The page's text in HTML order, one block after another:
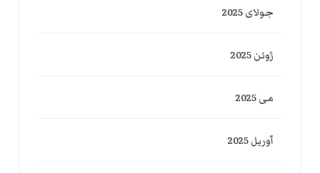
جولای 2025
ژوئن 2025
می 2025
آوریل 2025